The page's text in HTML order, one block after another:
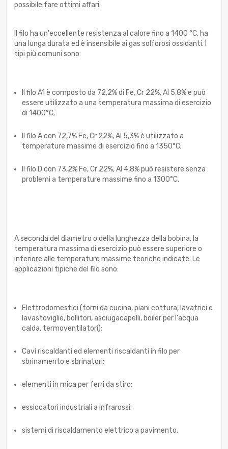
possibile fare ottimi affari.
Il filo ha un'eccellente resistenza al calore fino a 1400 °C, ha
una lunga durata ed è insensibile ai gas solforosi ossidanti. I
tipi più comuni sono:
Il filo A1 è composto da 72,2% di Fe, Cr 22%, Al 5,8% e può
essere utilizzato a una temperatura massima di esercizio
di 1400°C;
Il filo A con 72,7% Fe, Cr 22%, Al 5,3% è utilizzato a
temperature massime di esercizio fino a 1350°C;
Il filo D con 73,2% Fe, Cr 22%, Al 4,8% può resistere senza
problemi a temperature massime fino a 1300°C.
A seconda del diametro o della lunghezza della bobina, la
temperatura massima di esercizio può essere superiore o
inferiore alle temperature massime teoriche indicate. Le
applicazioni tipiche del filo sono:
Elettrodomestici (forni da cucina, piani cottura, lavatrici e
lavastoviglie, bollitori, asciugacapelli, boiler per l'acqua
calda, termoventilatori);
Cavi riscaldanti ed elementi riscaldanti in filo per
sbrinamento e sbrinatori;
elementi in mica per ferri da stiro;
essiccatori industriali a infrarossi;
sistemi di riscaldamento elettrico a pavimento.